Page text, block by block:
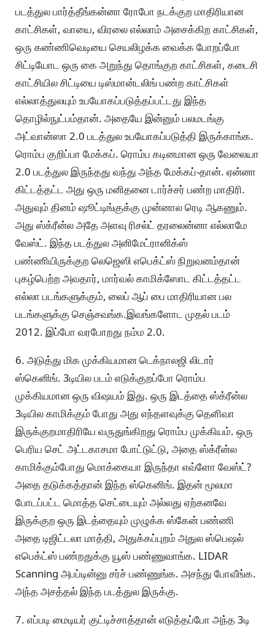
படத்துல பார்த்தீங்கன்னா ரோபோ நடக்குற மாதிரியான
காட்சிகள், வாயை, விரலை எல்லாம் அசைக்கிற காட்சிகள்,
ஒரு கண்ணிவெடியை செயலிழக்க வைக்க போறப்போ
சிட்டியோட ஒரு கை அறுந்து தொங்குற காட்சிகள், கடைசி
காட்சியில சிட்டியை டிஸ்மான்டலிங் பண்ற காட்சிகள்
எல்லாத்துலயும் உபயோகப்படுத்தப்பட்டது இந்த
தொழில்நுட்பம்தான். அதையே இன்னும் பலமடங்கு
அட்வான்ஸா 2.0 படத்துல உபயோகப்படுத்தி இருக்காங்க.
ரொம்ப குறிப்பா மேக்கப். ரொம்ப கடினமான ஒரு வேலையா
2.0 படத்துல இருந்தது வந்து அந்த மேக்கப்-தான். ஏன்னா
கிட்டத்தட்ட அது ஒரு மனிதனை டார்ச்சர் பண்ற மாதிரி.
அதுவும் தினம் ஷூட்டிங்குக்கு முன்னால ரெடி ஆகணும்.
அது ஸ்க்ரீன்ல அதே அளவு ரிசல்ட் தரலைன்னா எல்லாமே
வேஸ்ட். இந்த படத்துல அனிமேட்ரானிக்ஸ்
பண்ணியிருக்குற லெஜெஸி எபெக்ட்ஸ் நிறுவனம்தான்
புகழ்பெற்ற அவதார், மார்வல் காமிக்ஸோட கிட்டத்தட்ட
எல்லா படங்களுக்கும், லைப் ஆப் பை மாதிரியான பல
படங்களுக்கு செஞ்சவங்க.இவங்களோட முதல் படம்
2012. இப்போ வரபோறது நம்ம 2.0.
6. அடுத்து மிக முக்கியமான டெக்நாலஜி லிடார்
ஸ்கெனிங். 3டியில படம் எடுக்குறப்போ ரொம்ப
முக்கியமான ஒரு விஷயம் இது. ஒரு இடத்தை ஸ்க்ரீன்ல
3டியில காமிக்கும் போது அது எந்தளவுக்கு தெளிவா
இருக்குறமாதிரியே வருதுங்கிறது ரொம்ப முக்கியம். ஒரு
பெரிய செட் அட்டகாசமா போட்டுட்டு, அதை ஸ்க்ரீன்ல
காமிக்கும்போது மொக்கையா இருந்தா எவ்ளோ வேஸ்ட்?
அதை தடுக்கத்தான் இந்த ஸ்கெனிங். இதன் மூலமா
போடப்பட்ட மொத்த செட்டையும் அல்லது ஏற்கனவே
இருக்குற ஒரு இடத்தையும் முழுக்க ஸ்கேன் பண்ணி
அதை டிஜிட்டலா மாத்தி, அதுக்கப்புறம் அதுல ஸ்பெஷல்
எபெக்ட்ஸ் பண்றதுக்கு யூஸ் பண்ணுவாங்க. LIDAR
Scanning அபப்டின்னு சர்ச் பண்ணுங்க. அசந்து போவீங்க.
அந்த அசத்தல் இந்த படத்துல இருக்கு.
7. எப்படி மைடியர் குட்டிச்சாத்தான் எடுத்தப்போ அந்த 3டி